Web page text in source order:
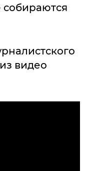
собираются
видео